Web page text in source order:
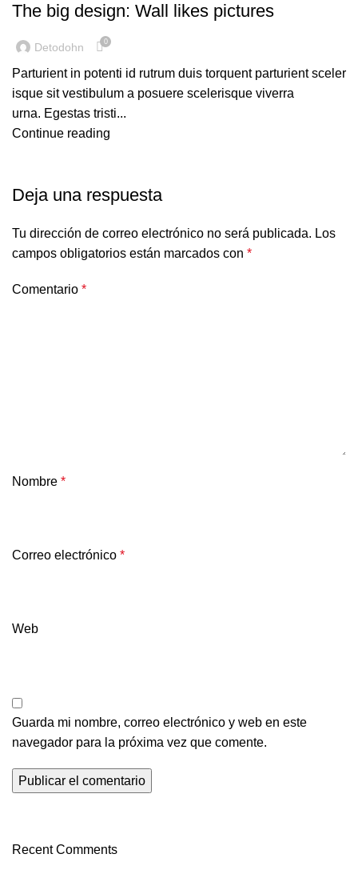
The big design: Wall likes pictures
Detodohn 0
Parturient in potenti id rutrum duis torquent parturient sceler
isque sit vestibulum a posuere scelerisque viverra
urna. Egestas tristi...
Continue reading
Deja una respuesta
Tu dirección de correo electrónico no será publicada. Los
campos obligatorios están marcados con *
Comentario *
Nombre *
Correo electrónico *
Web
Guarda mi nombre, correo electrónico y web en este
navegador para la próxima vez que comente.
Recent Comments